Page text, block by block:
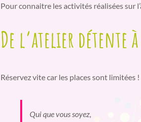
Pour connaitre les activités réalisées sur
De l’atelier détente
Réservez vite car les places sont limitées !
Qui que vous soyez,